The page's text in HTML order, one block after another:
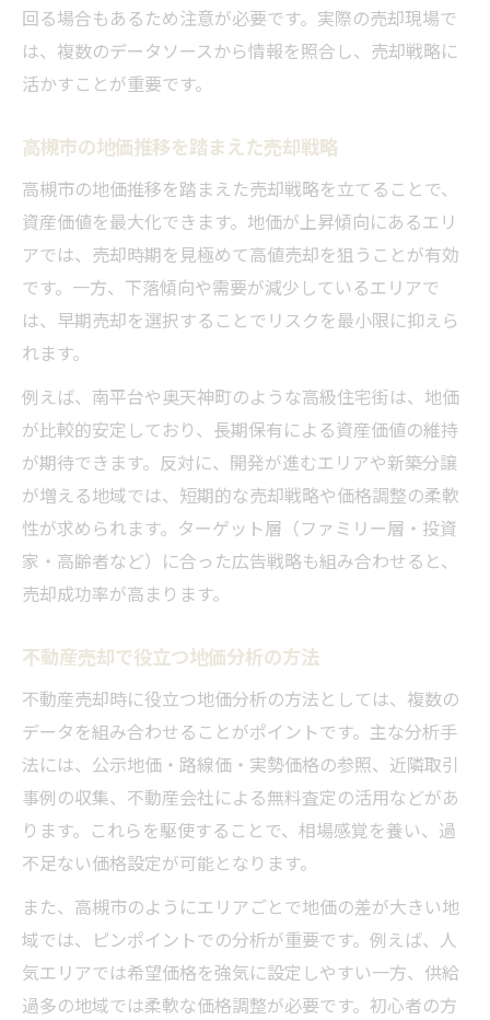
回る場合もあるため注意が必要です。実際の売却現場で
は、複数のデータソースから情報を照合し、売却戦略に
活かすことが重要です。
高槻市の地価推移を踏まえた売却戦略
高槻市の地価推移を踏まえた売却戦略を立てることで、
資産価値を最大化できます。地価が上昇傾向にあるエリ
アでは、売却時期を見極めて高値売却を狙うことが有効
です。一方、下落傾向や需要が減少しているエリアで
は、早期売却を選択することでリスクを最小限に抑えら
れます。
例えば、南平台や奥天神町のような高級住宅街は、地価
が比較的安定しており、長期保有による資産価値の維持
が期待できます。反対に、開発が進むエリアや新築分譲
が増える地域では、短期的な売却戦略や価格調整の柔軟
性が求められます。ターゲット層（ファミリー層・投資
家・高齢者など）に合った広告戦略も組み合わせると、
売却成功率が高まります。
不動産売却で役立つ地価分析の方法
不動産売却時に役立つ地価分析の方法としては、複数の
データを組み合わせることがポイントです。主な分析手
法には、公示地価・路線価・実勢価格の参照、近隣取引
事例の収集、不動産会社による無料査定の活用などがあ
ります。これらを駆使することで、相場感覚を養い、過
不足ない価格設定が可能となります。
また、高槻市のようにエリアごとで地価の差が大きい地
域では、ピンポイントでの分析が重要です。例えば、人
気エリアでは希望価格を強気に設定しやすい一方、供給
過多の地域では柔軟な価格調整が必要です。初心者の方